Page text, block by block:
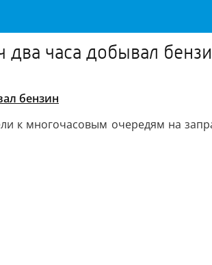
два часа добывал
бензин
к многочасовым очередям на